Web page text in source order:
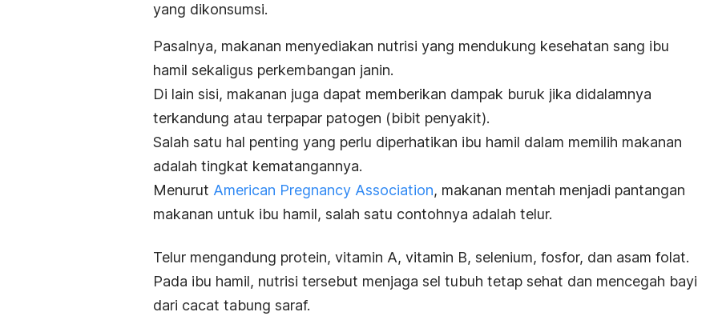
yang dikonsumsi.
Pasalnya, makanan menyediakan nutrisi yang mendukung kesehatan sang ibu
hamil sekaligus perkembangan janin.
Di lain sisi, makanan juga dapat memberikan dampak buruk jika didalamnya
terkandung atau terpapar patogen (bibit penyakit).
Salah satu hal penting yang perlu diperhatikan ibu hamil dalam memilih makanan
adalah tingkat kematangannya.
Menurut American Pregnancy Association, makanan mentah menjadi pantangan
makanan untuk ibu hamil, salah satu contohnya adalah telur.
Telur mengandung protein, vitamin A, vitamin B, selenium, fosfor, dan asam folat.
Pada ibu hamil, nutrisi tersebut menjaga sel tubuh tetap sehat dan mencegah bayi
dari cacat tabung saraf.